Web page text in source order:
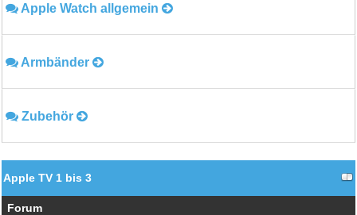
Apple Watch allgemein
Armbänder
Zubehör
Apple TV 1 bis 3
Forum